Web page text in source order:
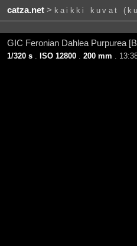
catza.net> kaikki kuvat
GIC Feronian Dahlea Purpurea
1/320 s. ISO 12800. 200 mm .